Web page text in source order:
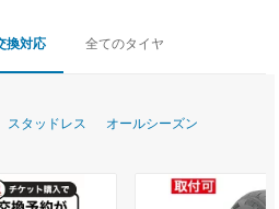
換対応 全てのタイヤ
スタッドレス オールシーズン